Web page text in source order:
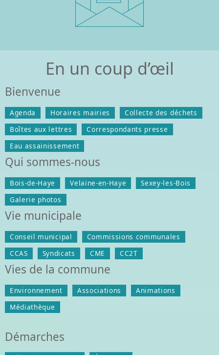
En un coup d’œil
Bienvenue
Agenda Horaires mairies
Collecte des déchets
Boîtes aux lettres
Correspondants presse
Eau assainissement
Qui sommes-nous
Bois-de-Haye Velaine-en-Haye
Sexey-les-Bois
Galerie photos
Vie municipale
Conseil municipal
Commissions communales
CCAS
Syndicats CME CC2T
Vies de la commune
Environnement Associations
Animations
Médiathèque
Démarches